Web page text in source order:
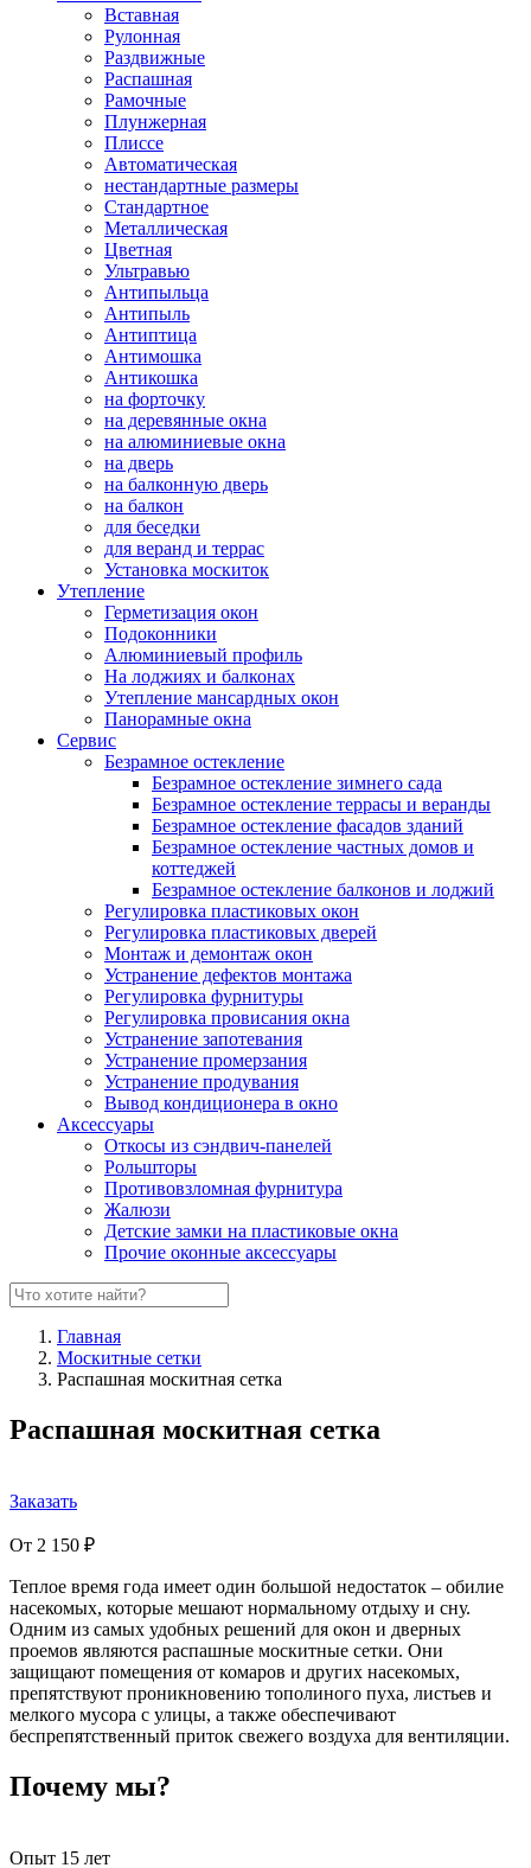
Вставная
Рулонная
Раздвижные
Распашная
Рамочные
Плунжерная
Плиссе
Автоматическая
нестандартные размеры
Стандартное
Металлическая
Цветная
Ультравью
Антипыльца
Антипыль
Антиптица
Антимошка
Антикошка
на форточку
на деревянные окна
на алюминиевые окна
на дверь
на балконную дверь
на балкон
для беседки
для веранд и террас
Установка москиток
Утепление
Герметизация окон
Подоконники
Алюминиевый профиль
На лоджиях и балконах
Утепление мансардных окон
Панорамные окна
Сервис
Безрамное остекление
Безрамное остекление зимнего сада
Безрамное остекление террасы и веранды
Безрамное остекление фасадов зданий
Безрамное остекление частных домов и
коттеджей
Безрамное остекление балконов и лоджий
Регулировка пластиковых окон
Регулировка пластиковых дверей
Монтаж и демонтаж окон
Устранение дефектов монтажа
Регулировка фурнитуры
Регулировка провисания окна
Устранение запотевания
Устранение промерзания
Устранение продувания
Вывод кондиционера в окно
Аксессуары
Откосы из сэндвич-панелей
Рольшторы
Противовзломная фурнитура
Жалюзи
Детские замки на пластиковые окна
Прочие оконные аксессуары
Главная
Москитные сетки
Распашная москитная сетка
Распашная москитная сетка
Заказать
От 2 150 ₽
Теплое время года имеет один большой недостаток – обилие
насекомых, которые мешают нормальному отдыху и сну.
Одним из самых удобных решений для окон и дверных
проемов являются распашные москитные сетки. Они
защищают помещения от комаров и других насекомых,
препятствуют проникновению тополиного пуха, листьев и
мелкого мусора с улицы, а также обеспечивают
беспрепятственный приток свежего воздуха для вентиляции.
Почему мы?
Опыт 15 лет